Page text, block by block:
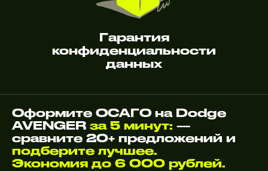
Гарантия
конфиденциальности
данных
Оформите ОСАГО на Dodge
AVENGER за 5 минут: —
сравните 20+ предложений и
подберите лучшее.
Экономия до 6 000 рублей.